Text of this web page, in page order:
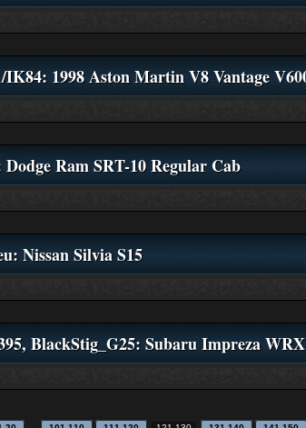
IK84: 1998 Aston Martin V8 Vantage
Ram SRT-10 Regular Cab
Nissan Silvia S15
BlackStig_G25: Subaru Impreza